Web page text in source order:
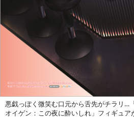
悪戯っぽく微笑む口元から舌先がチラリ…
オイゲン：この夜に酔いしれ」フィギュア